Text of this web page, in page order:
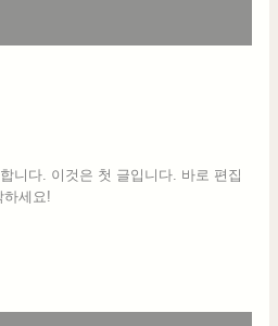
니다. 이것은 첫 글입니다. 바로 편집
하세요!